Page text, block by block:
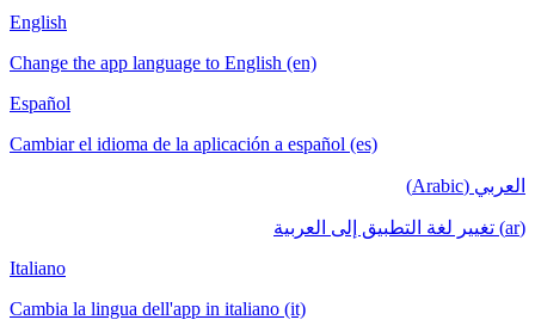
English
Change the app language to English (en)
Español
Cambiar el idioma de la aplicación a español (es)
العربي (Arabic)
(ar) تغيير لغة التطبيق إلى العربية
Italiano
Cambia la lingua dell'app in italiano (it)